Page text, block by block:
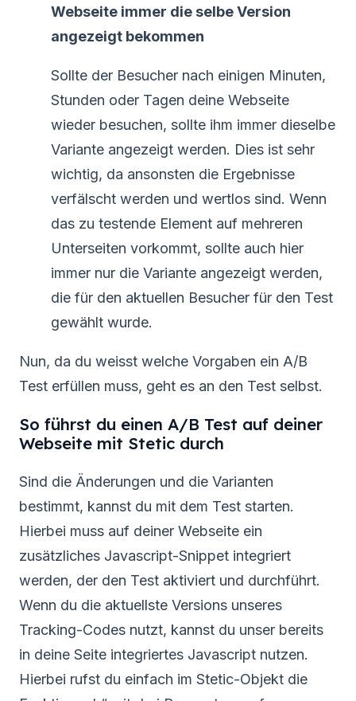
Webseite immer die selbe Version
angezeigt bekommen
Sollte der Besucher nach einigen Minuten,
Stunden oder Tagen deine Webseite
wieder besuchen, sollte ihm immer dieselbe
Variante angezeigt werden. Dies ist sehr
wichtig, da ansonsten die Ergebnisse
verfälscht werden und wertlos sind. Wenn
das zu testende Element auf mehreren
Unterseiten vorkommt, sollte auch hier
immer nur die Variante angezeigt werden,
die für den aktuellen Besucher für den Test
gewählt wurde.
Nun, da du weisst welche Vorgaben ein A/B
Test erfüllen muss, geht es an den Test selbst.
So führst du einen A/B Test auf deiner
Webseite mit Stetic durch
Sind die Änderungen und die Varianten
bestimmt, kannst du mit dem Test starten.
Hierbei muss auf deiner Webseite ein
zusätzliches Javascript-Snippet integriert
werden, der den Test aktiviert und durchführt.
Wenn du die aktuellste Versions unseres
Tracking-Codes nutzt, kannst du unser bereits
in deine Seite integriertes Javascript nutzen.
Hierbei rufst du einfach im Stetic-Objekt die